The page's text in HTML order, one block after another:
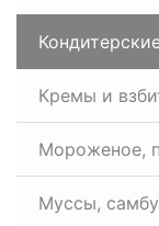
Кремы и
Мороженое,
Муссы,